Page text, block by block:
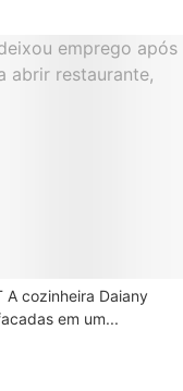
A cozinheira Daiany
em um...